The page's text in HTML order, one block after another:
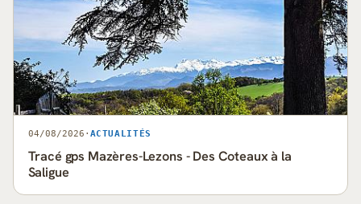
04/08/2026 · ACTUALITÉS
Tracé gps Mazères-Lezons - Des Coteaux à la
Saligue